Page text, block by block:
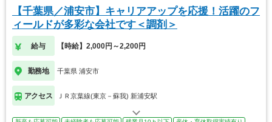
【千葉県／浦安市】キャリアアップを応援！活躍のフ
ィールドが多彩な会社です＜調剤＞
給与 【時給】2,000円～2,200円
勤務地 千葉県 浦安市
アクセス ＪＲ京葉線(東京－蘇我) 新浦安駅